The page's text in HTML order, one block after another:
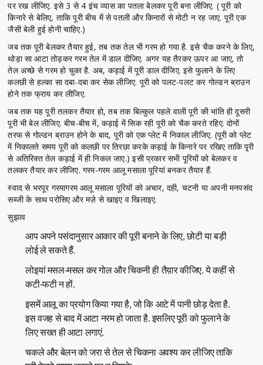
पर रख लीजिए. इसे 3 से 4 इंच व्यास का पतला बेलकर पूरी बना लीजिए. ( पूरी को
किनारे से बेलिए, ताकि पूरी बीच में से पतली और किनारों से मोटी न रह जाए. पूरी एक
जैसी बेली हुई होनी चाहिए.)
जब तक पूरी बेलकर तैयार हुई, तब तक तेल भी गरम हो गया है. इसे चैक करने के लिए,
थोड़ा सा आटा तोड़कर गरम तेल में डाल दीजिए. अगर यह तैरकर ऊपर आ जाए, तो
तेल अच्छे से गरम हो चुका है. अब, कड़ाई में पूरी डाल दीजिए. इसे फुलाने के लिए
कलछी से हल्का सा दबा-दबा कर सेक लीजिए. पूरी को पलट-पलट कर गोल्डन ब्राउन
होने तक फ्राय कर लीजिए.
जब तक यह पूरी तलकर तैयार हो, तब तक बिल्कुल पहले वाली पूरी की भांति ही दूसरी
पूरी भी बेल लीजिए. बीच-बीच में, कड़ाई में सिक रही पूरी को चैक करते रहिए. दोनों
तरफ से गोल्डन ब्राउन होने के बाद, पूरी को एक प्लेट में निकाल लीजिए. (पूरी को प्लेट
में निकालते समय पूरी को कलछी पर तिरछा करके कड़ाई के किनारे पर रखिए ताकि पृ्री
से अतिरिक्त तेल कड़ाई में ही निकल जाए.) इसी प्रकार सभी पूरियों को बेलकर व
तलकर तैयार कर लीजिए. गरम-गरम आलू मसाला पूरियां बनकर तैयार हैं.
स्वाद से भरपूर गरमागरम आलू मसाला पूरियों को अचार, दही, चटनी या अपनी मनपसंद
सब्जी के साथ परोसिए और मज़े से खाइए व खिलाइए.
सुझाव
आप अपने पसंदानुसार आकार की पूरी बनाने के लिए, छोटी या बड़ी
लोई ले सकते हैं.
लोइयां मसल-मसल कर गोल और चिकनी ही तैय़ार कीजिए. ये कहीं से
कटी-फटी न हों.
इसमें आलू का प्रयोग किया गया है, जो कि आटे में पानी छोड़ देता है.
इस वजह से बाद में आटा नरम हो जाता है. इसलिए पूरी को फुलाने के
लिए सख्त ही आटा लगाएं.
चकले और बेलन को जरा से तेल से चिकना अवश्य कर लीजिए ताकि